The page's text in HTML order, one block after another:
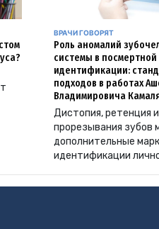
ВРАЧИ ГОВОРЯТ
Роль аномалий
системы в посмертной
идентификации:
подходов в работах
Владимировича
Дистопия, ретенция
прорезывания зубов
дополнительные
идентификации